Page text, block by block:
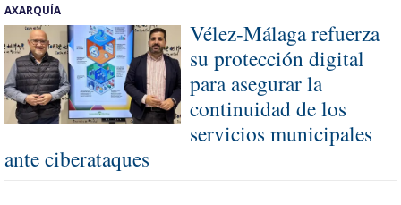
AXARQUÍA
Vélez-Málaga refuerza
su protección digital
para asegurar la
continuidad de los
servicios municipales
ante ciberataques